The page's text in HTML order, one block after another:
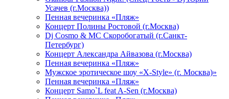
Усачев (г.Москва))
Пенная вечеринка «Пляж»
Концерт Полины Ростовой (г.Москва)
Dj Cosmo & МС Скоробогатый (г.Санкт-
Петербург)
Концерт Александра Айвазова (г.Москва)
Пенная вечеринка «Пляж»
Мужское эротическое шоу «X-Style» (г. Москва)»
Пенная вечеринка «Пляж»
Концерт Samo`L feat A-Sen (г.Москва)